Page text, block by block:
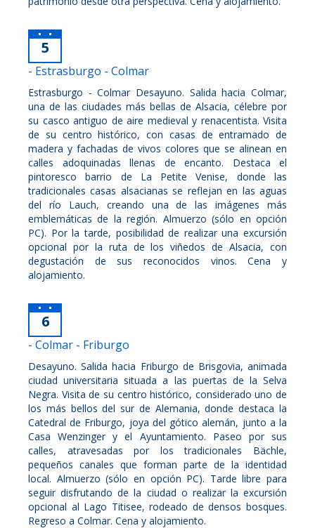
5
- Estrasburgo - Colmar
Estrasburgo - Colmar Desayuno. Salida hacia Colmar,
una de las ciudades más bellas de Alsacia, célebre por
su casco antiguo de aire medieval y renacentista. Visita
de su centro histórico, con casas de entramado de
madera y fachadas de vivos colores que se alinean en
calles adoquinadas llenas de encanto. Destaca el
pintoresco barrio de La Petite Venise, donde las
tradicionales casas alsacianas se reflejan en las aguas
del río Lauch, creando una de las imágenes más
emblemáticas de la región. Almuerzo (sólo en opción
PC). Por la tarde, posibilidad de realizar una excursión
opcional por la ruta de los viñedos de Alsacia, con
degustación de sus reconocidos vinos. Cena y
alojamiento.
6
- Colmar - Friburgo
Desayuno. Salida hacia Friburgo de Brisgovia, animada
ciudad universitaria situada a las puertas de la Selva
Negra. Visita de su centro histórico, considerado uno de
los más bellos del sur de Alemania, donde destaca la
Catedral de Friburgo, joya del gótico alemán, junto a la
Casa Wenzinger y el Ayuntamiento. Paseo por sus
calles, atravesadas por los tradicionales Bächle,
pequeños canales que forman parte de la identidad
local. Almuerzo (sólo en opción PC). Tarde libre para
seguir disfrutando de la ciudad o realizar la excursión
opcional al Lago Titisee, rodeado de densos bosques.
Regreso a Colmar. Cena y alojamiento.